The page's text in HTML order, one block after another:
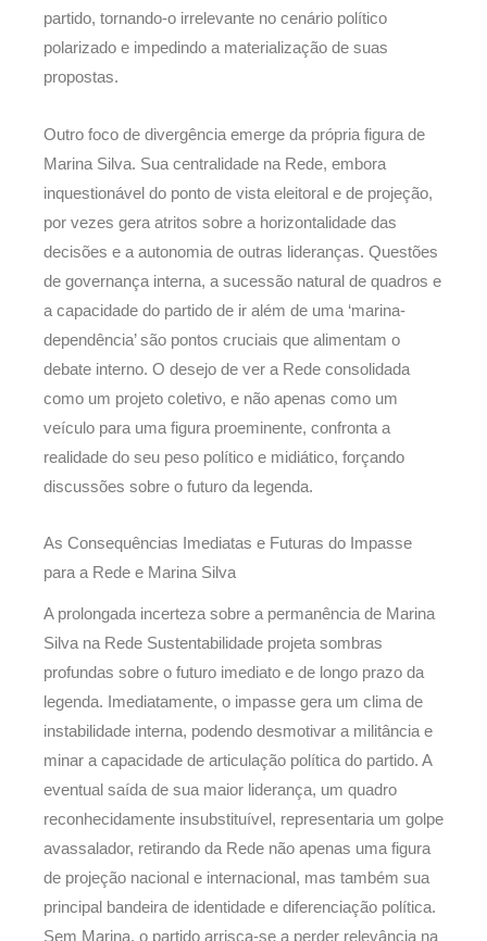
partido, tornando-o irrelevante no cenário político
polarizado e impedindo a materialização de suas
propostas.
Outro foco de divergência emerge da própria figura de
Marina Silva. Sua centralidade na Rede, embora
inquestionável do ponto de vista eleitoral e de projeção,
por vezes gera atritos sobre a horizontalidade das
decisões e a autonomia de outras lideranças. Questões
de governança interna, a sucessão natural de quadros e
a capacidade do partido de ir além de uma ‘marina-
dependência’ são pontos cruciais que alimentam o
debate interno. O desejo de ver a Rede consolidada
como um projeto coletivo, e não apenas como um
veículo para uma figura proeminente, confronta a
realidade do seu peso político e midiático, forçando
discussões sobre o futuro da legenda.
As Consequências Imediatas e Futuras do Impasse
para a Rede e Marina Silva
A prolongada incerteza sobre a permanência de Marina
Silva na Rede Sustentabilidade projeta sombras
profundas sobre o futuro imediato e de longo prazo da
legenda. Imediatamente, o impasse gera um clima de
instabilidade interna, podendo desmotivar a militância e
minar a capacidade de articulação política do partido. A
eventual saída de sua maior liderança, um quadro
reconhecidamente insubstituível, representaria um golpe
avassalador, retirando da Rede não apenas uma figura
de projeção nacional e internacional, mas também sua
principal bandeira de identidade e diferenciação política.
Sem Marina, o partido arrisca-se a perder relevância na